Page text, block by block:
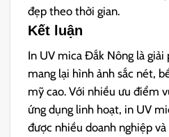
đẹp theo thời gian.
Kết luận
In UV mica Đắk Nông là giải
mang lại hình ảnh sắc nét,
mỹ cao. Với nhiều ưu điểm
ứng dụng linh hoạt, in UV
được nhiều doanh nghiệp